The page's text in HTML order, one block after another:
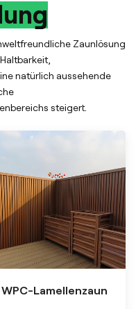
Zaunlösung
natürlich aussehende
steigert.
WPC-Lamellenzaun